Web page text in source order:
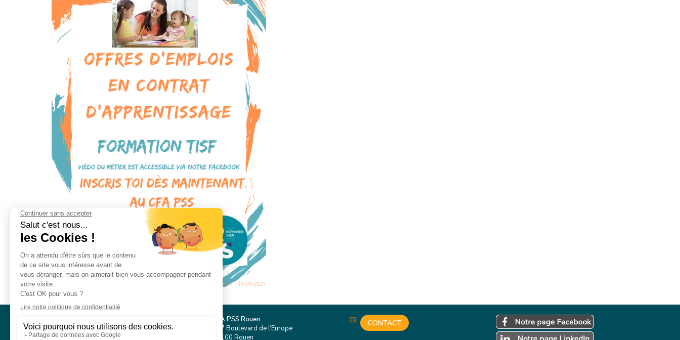
Parc Athéna
Immeuble PASEO
CFA PSS Rouen
127 Boulevard de l’Europe
76100 Rouen
CONTACT